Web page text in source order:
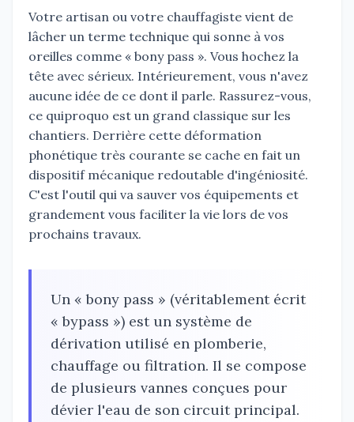
Votre artisan ou votre chauffagiste vient de
lâcher un terme technique qui sonne à vos
oreilles comme « bony pass ». Vous hochez la
tête avec sérieux. Intérieurement, vous n'avez
aucune idée de ce dont il parle. Rassurez-vous,
ce quiproquo est un grand classique sur les
chantiers. Derrière cette déformation
phonétique très courante se cache en fait un
dispositif mécanique redoutable d'ingéniosité.
C'est l'outil qui va sauver vos équipements et
grandement vous faciliter la vie lors de vos
prochains travaux.
Un « bony pass » (véritablement écrit
« bypass ») est un système de
dérivation utilisé en plomberie,
chauffage ou filtration. Il se compose
de plusieurs vannes conçues pour
dévier l'eau de son circuit principal.